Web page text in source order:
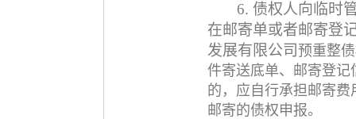
6. 债权人向临时
在邮寄单或者邮寄登
发展有限公司 预重整
件寄送底单、邮寄登
的，应自行承担邮寄
邮寄的债权申报。